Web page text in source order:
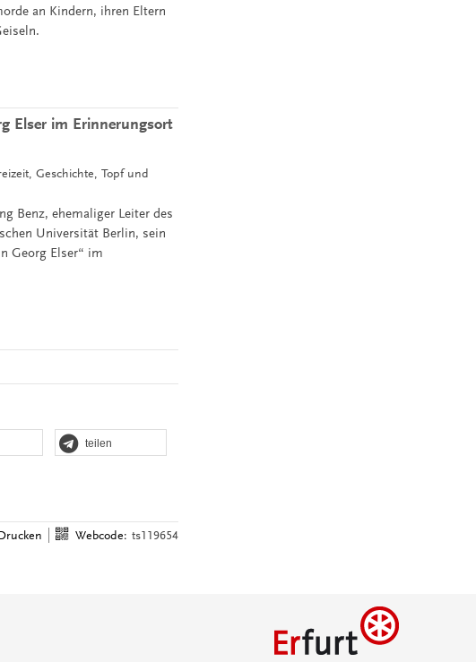
an Kindern, ihren Eltern
Elser im Erinnerungsort
Geschichte, Topf und
Benz, ehemaliger Leiter des
Universität Berlin, sein
Georg Elser“ im
teilen
Webcode: ts119654